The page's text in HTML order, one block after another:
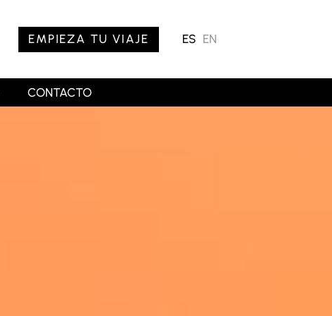
EMPIEZA TU VIAJE EN
ES
CONTACTO